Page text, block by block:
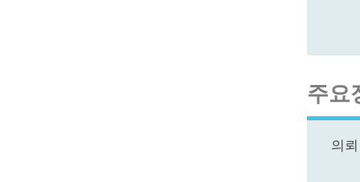
주요
의